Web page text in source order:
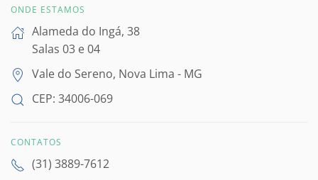
ONDE ESTAMOS
Alameda do Ingá, 38
Salas 03 e 04
Vale do Sereno, Nova Lima - MG
CEP: 34006-069
CONTATOS
(31) 3889-7612